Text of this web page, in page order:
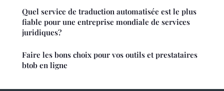
Quel service de traduction automatisée est le plus
fiable pour une entreprise mondiale de services
juridiques?
Faire les bons choix pour vos outils et prestataires
btob en ligne